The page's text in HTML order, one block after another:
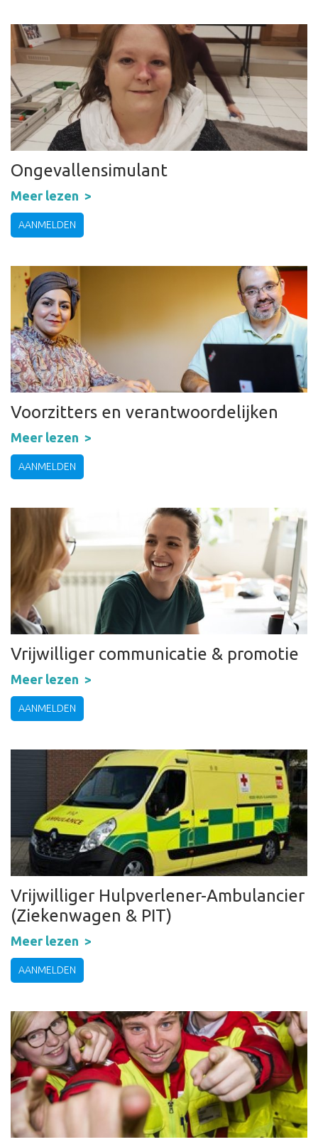
Ongevallensimulant
Meer lezen
AANMELDEN
Voorzitters en verantwoordelijken
Meer lezen
AANMELDEN
Vrijwilliger communicatie & promotie
Meer lezen
AANMELDEN
Vrijwilliger Hulpverlener-Ambulancier
(Ziekenwagen & PIT)
Meer lezen
AANMELDEN